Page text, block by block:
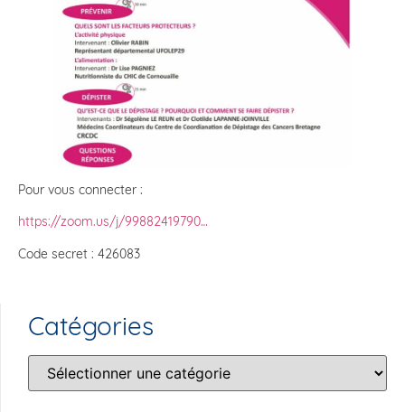
Pour vous connecter :
https://zoom.us/j/99882419790…
Code secret : 426083
Catégories